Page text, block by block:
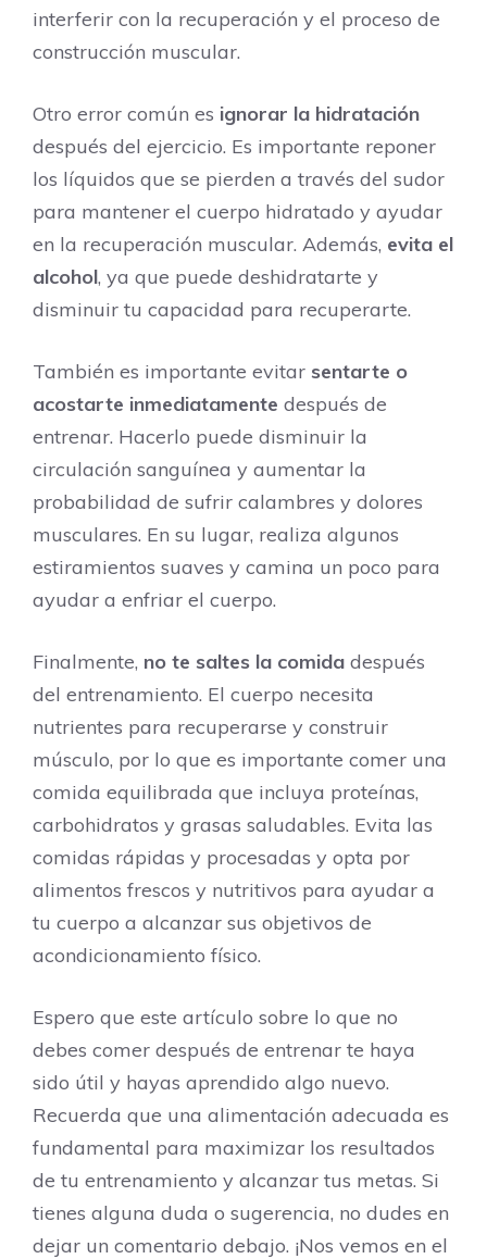
interferir con la recuperación y el proceso de
construcción muscular.
Otro error común es ignorar la hidratación
después del ejercicio. Es importante reponer
los líquidos que se pierden a través del sudor
para mantener el cuerpo hidratado y ayudar
en la recuperación muscular. Además, evita el
alcohol, ya que puede deshidratarte y
disminuir tu capacidad para recuperarte.
También es importante evitar sentarte o
acostarte inmediatamente después de
entrenar. Hacerlo puede disminuir la
circulación sanguínea y aumentar la
probabilidad de sufrir calambres y dolores
musculares. En su lugar, realiza algunos
estiramientos suaves y camina un poco para
ayudar a enfriar el cuerpo.
Finalmente, no te saltes la comida después
del entrenamiento. El cuerpo necesita
nutrientes para recuperarse y construir
músculo, por lo que es importante comer una
comida equilibrada que incluya proteínas,
carbohidratos y grasas saludables. Evita las
comidas rápidas y procesadas y opta por
alimentos frescos y nutritivos para ayudar a
tu cuerpo a alcanzar sus objetivos de
acondicionamiento físico.
Espero que este artículo sobre lo que no
debes comer después de entrenar te haya
sido útil y hayas aprendido algo nuevo.
Recuerda que una alimentación adecuada es
fundamental para maximizar los resultados
de tu entrenamiento y alcanzar tus metas. Si
tienes alguna duda o sugerencia, no dudes en
dejar un comentario debajo. ¡Nos vemos en el